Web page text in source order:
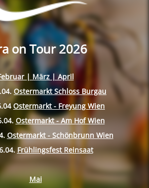
on Tour 2026
| März | April
Ostermarkt Schloss Burgau
Ostermarkt - Freyung Wien
Ostermarkt - Am Hof Wien
Ostermarkt - Schönbrunn Wien
Frühlingsfest Reinsaat
Mai